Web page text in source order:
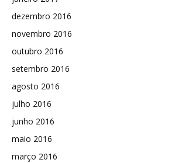
dezembro 2016
novembro 2016
outubro 2016
setembro 2016
agosto 2016
julho 2016
junho 2016
maio 2016
março 2016